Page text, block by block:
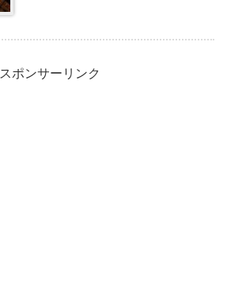
スポンサーリンク